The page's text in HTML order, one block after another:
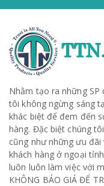
Nhằm tạo ra những
tôi không ngừng sáng
khác biệt để đem đến
hàng. Đặc biệt chúng
cũng như những ưu đãi
khách hàng ở ngoại
luôn luôn làm việc với
KHÔNG BÁO GIÁ ĐỂ